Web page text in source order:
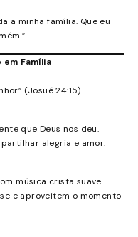
a minha família. Que eu
Família
(Josué 24:15).
que Deus nos deu.
alegria e amor.
música cristã suave
e aproveitem o momento